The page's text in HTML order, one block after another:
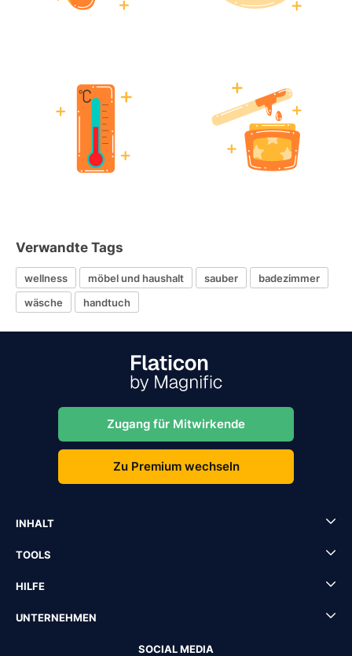
Verwandte Tags
wellness möbel und haushalt sauber
badezimmer
wäsche
handtuch
Zugang für Mitwirkende
Zu Premium wechseln
INHALT
TOOLS
HILFE
UNTERNEHMEN
SOCIAL MEDIA